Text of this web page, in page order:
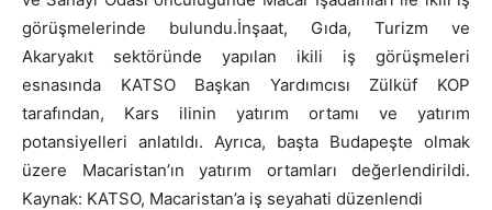
görüşmelerinde bulundu.İnşaat, Gıda, Turizm ve
Akaryakıt sektöründe yapılan ikili iş görüşmeleri
esnasında KATSO Başkan Yardımcısı Zülküf KOP
tarafından, Kars ilinin yatırım ortamı ve yatırım
potansiyelleri anlatıldı. Ayrıca, başta Budapeşte olmak
üzere Macaristan’ın yatırım ortamları değerlendirildi.
Kaynak: KATSO, Macaristan’a iş seyahati düzenlendi